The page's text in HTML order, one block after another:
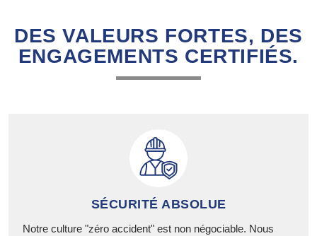
DES VALEURS FORTES, DES
ENGAGEMENTS CERTIFIÉS.
SÉCURITÉ ABSOLUE
Notre culture "zéro accident" est non négociable. Nous